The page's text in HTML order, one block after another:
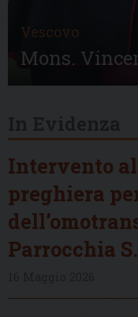
Vescovo
Mons.
Intervento
preghiera
Parrocchia